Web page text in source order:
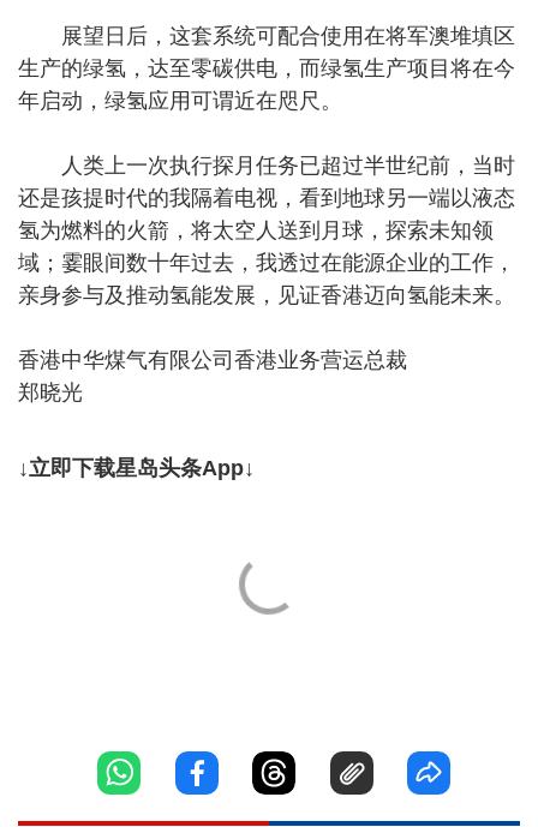
展望日后，这套系统可配合使用在将军澳堆填区
生产的绿氢，达至零碳供电，而绿氢生产项目将在今
年启动，绿氢应用可谓近在咫尺。
人类上一次执行探月任务已超过半世纪前，当时
还是孩提时代的我隔着电视，看到地球另一端以液态
氢为燃料的火箭，将太空人送到月球，探索未知领
域；霎眼间数十年过去，我透过在能源企业的工作，
亲身参与及推动氢能发展，见证香港迈向氢能未来。
香港中华煤气有限公司香港业务营运总裁
郑晓光
↓立即下载星岛头条App↓